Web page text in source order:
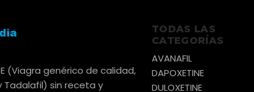
(Viagra genérico de calidad,
Tadalafil) sin receta y
TODAS LAS
CATEGORÍAS
AVANAFIL
DAPOXETINE
DULOXETINE